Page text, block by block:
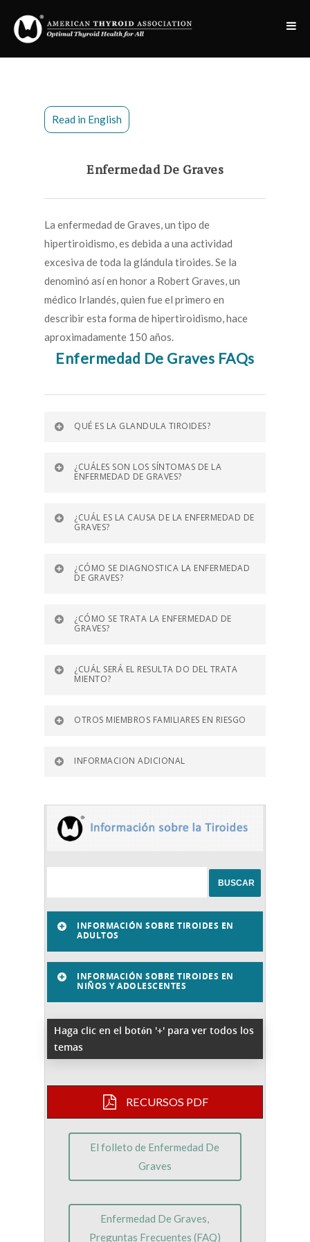
Read in English
Enfermedad De Graves
La enfermedad de Graves, un tipo de
hipertiroidismo, es debida a una actividad
excesiva de toda la glándula tiroides. Se la
denominó así en honor a Robert Graves, un
médico Irlandés, quien fue el primero en
describir esta forma de hipertiroidismo, hace
aproximadamente 150 años.
Enfermedad De Graves FAQs
QUÉ ES LA GLANDULA TIROIDES?
¿CUÁLES SON LOS SÍNTOMAS DE LA
ENFERMEDAD DE GRAVES?
¿CUÁL ES LA CAUSA DE LA ENFERMEDAD DE
GRAVES?
¿CÓMO SE DIAGNOSTICA LA ENFERMEDAD
DE GRAVES?
¿CÓMO SE TRATA LA ENFERMEDAD DE
GRAVES?
¿CUÁL SERÁ EL RESULTA DO DEL TRATA
MIENTO?
OTROS MIEMBROS FAMILIARES EN RIESGO
INFORMACION ADICIONAL
INFORMACIÓN SOBRE TIROIDES EN
ADULTOS
INFORMACIÓN SOBRE TIROIDES EN
NIÑOS Y ADOLESCENTES
Haga clic en el botón '+' para ver todos los
temas
RECURSOS PDF
El folleto de Enfermedad De
Graves
Enfermedad De Graves,
Preguntas Frecuentes (FAQ)